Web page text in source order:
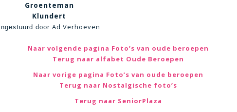
Groenteman
Klundert
Ingestuurd door Ad Verhoeven
Naar volgende pagina Foto’s van oude beroepen
Terug naar alfabet Oude Beroepen
Naar vorige pagina Foto’s van oude beroepen
Terug naar Nostalgische foto’s
Terug naar SeniorPlaza